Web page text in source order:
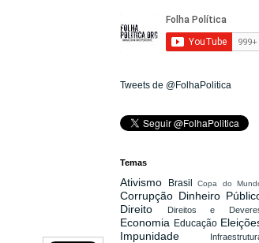
Tweets de @FolhaPolitica
Temas
Ativismo Brasil Copa do
Corrupção Dinheiro
Direito
Direitos e
Economia Educação
Impunidade